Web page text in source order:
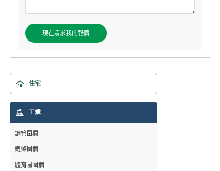
住宅
3D圍欄
2D圍墻
柵欄門
石籠墻
工業
鋼管圍欄
鏈條圍欄
體育場圍欄